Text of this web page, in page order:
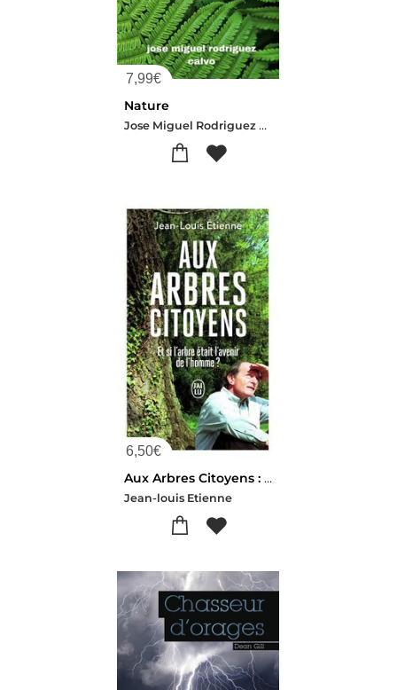
7,99€
Nature
Jose Miguel Rodriguez Calvo
6,50€
Aux Arbres Citoyens : Et Si L'arbre Etait L'avenir De L'homme ?
Jean-louis Etienne